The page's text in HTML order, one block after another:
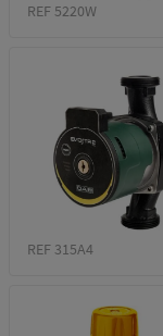
REF 5220W
REF 315A4